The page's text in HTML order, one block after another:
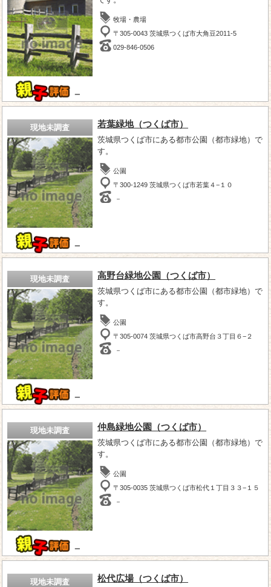
－
牧場・農場
〒305-0043 茨城県つくば市大角豆2011-5
029-846-0506
現地未調査
－
若葉緑地（つくば市）
茨城県つくば市にある都市公園（都市緑地）で
す。
公園
〒300-1249 茨城県つくば市若葉４−１０
－
現地未調査
－
高野台緑地公園（つくば市）
茨城県つくば市にある都市公園（都市緑地）で
す。
公園
〒305-0074 茨城県つくば市高野台３丁目６−２
－
現地未調査
－
仲島緑地公園（つくば市）
茨城県つくば市にある都市公園（都市緑地）で
す。
公園
〒305-0035 茨城県つくば市松代１丁目３３−１５
－
現地未調査 松代広場（つくば市）